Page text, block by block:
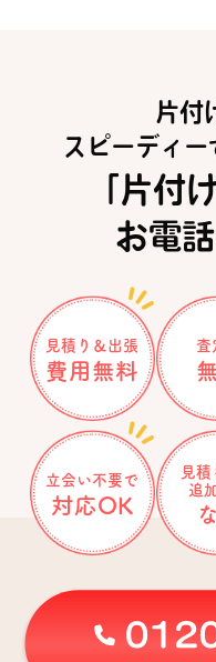
片付
スピーディー
「片付
お電
見積り＆出張
費用無料
査
立会い不要で
対応OK
見積
追